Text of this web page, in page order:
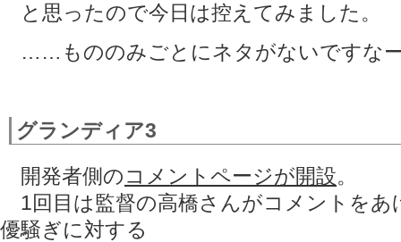
と思ったので今日は控えてみました。
……もののみごとにネタがないですな
グランディア3
開発者側のコメントページが開設。
1回目は監督の高橋さんがコメントをあ
優騒ぎに対する